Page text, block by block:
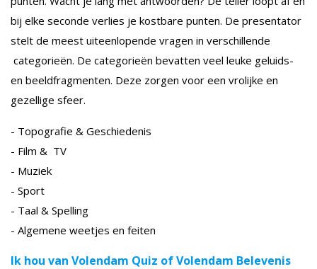
bij elke seconde verlies je kostbare punten. De presentator
stelt de meest uiteenlopende vragen in verschillende
categorieën. De categorieën bevatten veel leuke geluids-
en beeldfragmenten. Deze zorgen voor een vrolijke en
gezellige sfeer.
- Topografie & Geschiedenis
- Film & TV
- Muziek
- Sport
- Taal & Spelling
- Algemene weetjes en feiten
Ik hou van Volendam Quiz of Volendam Belevenis